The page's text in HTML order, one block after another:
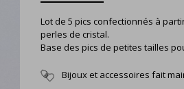
Lot de 5 pics confectionnés à
perles de cristal.
Base des pics de petites tailles
Bijoux et accessoires fait